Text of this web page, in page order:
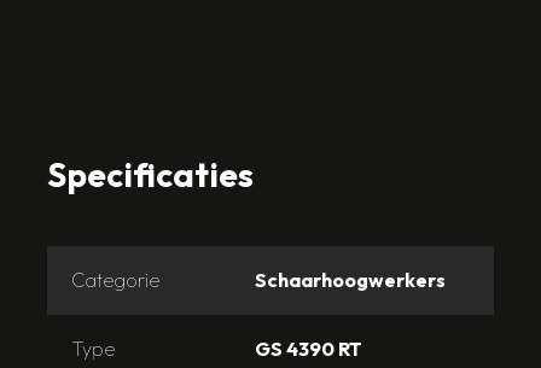
Specificaties
Categorie Schaarhoogwerkers
Type GS 4390 RT